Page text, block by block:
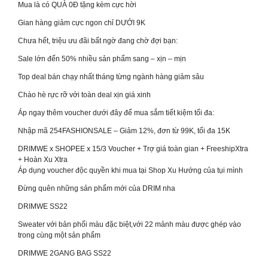
Mua là có QUÀ 0Đ tặng kèm cực hời
Gian hàng giảm cực ngon chỉ DƯỚI 9K
Chưa hết, triệu ưu đãi bất ngờ đang chờ đợi bạn:
Sale lớn đến 50% nhiều sản phẩm sang – xịn – mịn
Top deal bán chạy nhất tháng từng ngành hàng giảm sâu
Chào hè rực rỡ với toàn deal xịn giá xinh
Áp ngay thêm voucher dưới đây để mua sắm tiết kiệm tối đa:
Nhập mã 254FASHIONSALE – Giảm 12%, đơn từ 99K, tối đa 15K
DRIMWE x SHOPEE x 15/3 Voucher + Trợ giá toàn gian + FreeshipXtra
+ Hoàn Xu Xtra
Áp dụng voucher độc quyền khi mua tại Shop Xu Hướng của tụi mình
Đừng quên những sản phẩm mới của DRIM nha
DRIMWE SS22
Sweater với bản phối màu đặc biệt,với 22 mảnh màu được ghép vào
trong cùng một sản phẩm
DRIMWE 2GANG BAG SS22